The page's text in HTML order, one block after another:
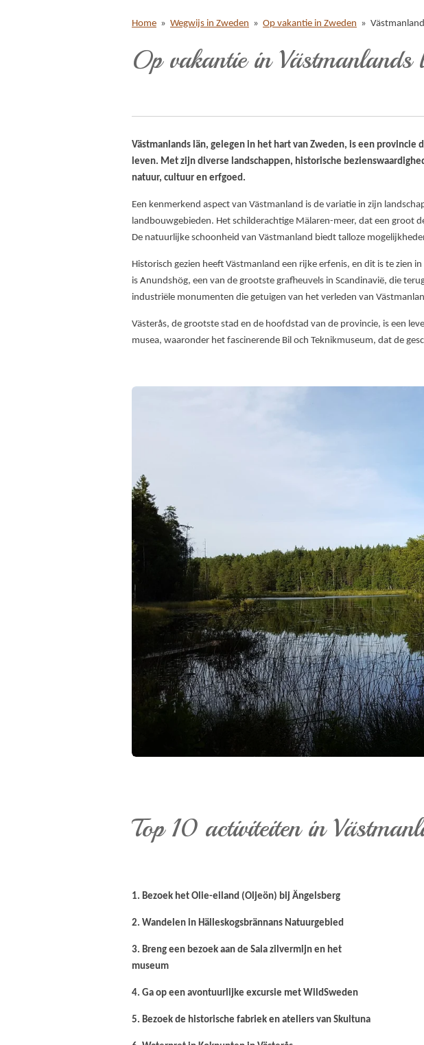
Home » Wegwijs in Zweden » Op vakantie in Zweden »
Op vakantie in Västmanlands
Västmanlands län, gelegen in het hart van Zweden, is een
leven. Met zijn diverse landschappen, historische
natuur, cultuur en erfgoed.
Een kenmerkend aspect van Västmanland is de variatie in zijn
landbouwgebieden. Het schilderachtige Mälaren-meer, dat een groot
De natuurlijke schoonheid van Västmanland biedt talloze
Historisch gezien heeft Västmanland een rijke erfenis, en dit is te zien
is Anundshög, een van de grootste grafheuvels in Scandinavië, die
industriële monumenten die getuigen van het verleden van
Västerås, de grootste stad en de hoofdstad van de provincie, is een
musea, waaronder het fascinerende Bil och Teknikmuseum, dat de
Top 10 activiteiten in
1. Bezoek het Olie-eiland (Oljeön) bij Ängelsberg
2. Wandelen in Hälleskogsbrännans Natuurgebied
3. Breng een bezoek aan de Sala zilvermijn en het
museum
4. Ga op een avontuurlijke excursie met WildSweden
5. Bezoek de historische fabriek en ateliers van Skultuna